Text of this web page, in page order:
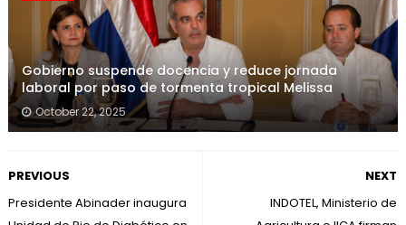
Gobierno suspende docencia y reduce jornada
laboral por paso de tormenta tropical Melissa
October 22, 2025
NEXT
INDOTEL, Ministerio de
PREVIOUS
Presidente Abinader inaugura